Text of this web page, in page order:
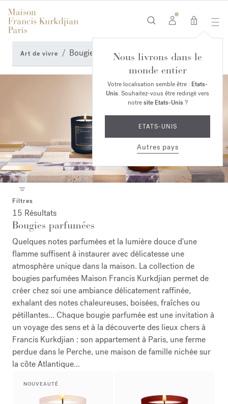
0
Nous livrons dans le
monde entier
Votre localisation semble être : Etats-
Unis. Souhaitez-vous être redirigé vers
notresite Etats-Unis?
ETATS-UNIS
Autres pays
Art de vivre Bougies parfumées
Filtres
15 Résultats
Bougies parfumées
Quelques notes parfumées et la lumière douce d'une
flamme suffisent à instaurer avec délicatesse une
atmosphère unique dans la maison. La collection de
bougies parfumées Maison Francis Kurkdjian permet de
créer chez soi une ambiance délicatement raffinée,
exhalant des notes chaleureuses, boisées, fraîches ou
pétillantes... Chaque bougie parfumée est une invitation à
un voyage des sens et à la découverte des lieux chers à
Francis Kurkdjian : son appartement à Paris, une ferme
perdue dans le Perche, une maison de famille nichée sur
la côte Atlantique...
NOUVEAUTÉ